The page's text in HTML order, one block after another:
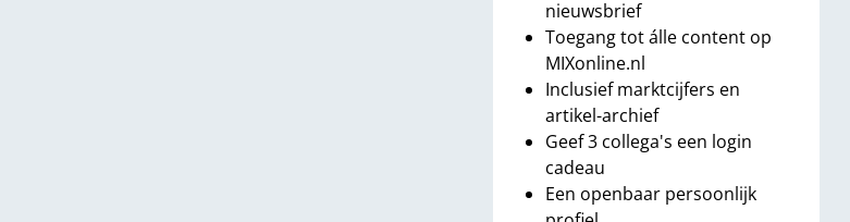
nieuwsbrief
Toegang tot álle content op
MIXonline.nl
Inclusief marktcijfers en
artikel-archief
Geef 3 collega's een login
cadeau
Een openbaar persoonlijk